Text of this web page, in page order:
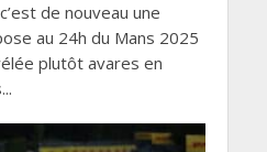
de nouveau une
au 24h du Mans 2025
plutôt avares en